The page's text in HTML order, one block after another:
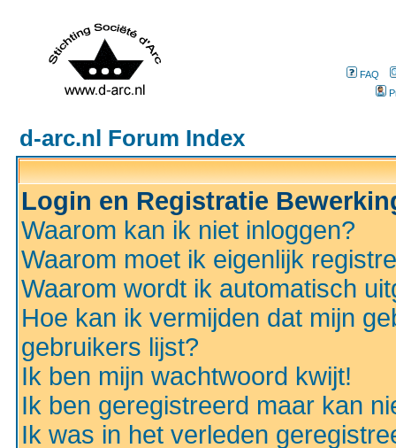
FAQ
d-arc.nl Forum Index
Login en Registratie
Waarom kan ik niet inloggen?
Waarom moet ik eigenlijk
Waarom wordt ik automatisch
Hoe kan ik vermijden dat mijn
gebruikers lijst?
Ik ben mijn wachtwoord kwijt!
Ik ben geregistreerd maar kan
Ik was in het verleden